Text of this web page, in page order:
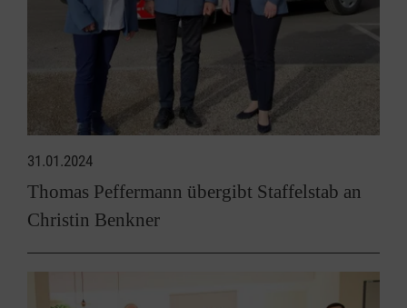
31.01.2024
Thomas Peffermann übergibt Staffelstab an
Christin Benkner